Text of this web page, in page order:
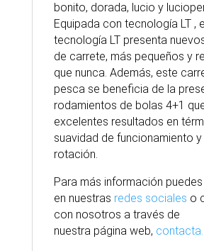
bonito, dorada, lucio y
Equipada con tecnología LT ,
tecnología LT presenta
de carrete, más pequeños y
que nunca. Además, este
pesca se beneficia de la
rodamientos de bolas 4+1
excelentes resultados en
suavidad de funcionamiento
rotación.
Para más información
en nuestras redes sociales o
con nosotros a través de
nuestra página web, contacta.